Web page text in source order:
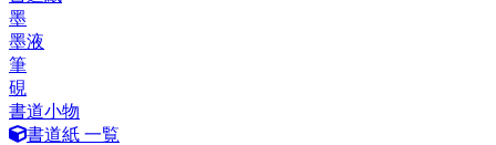
墨
墨液
筆
硯
書道小物
書道紙 一覧